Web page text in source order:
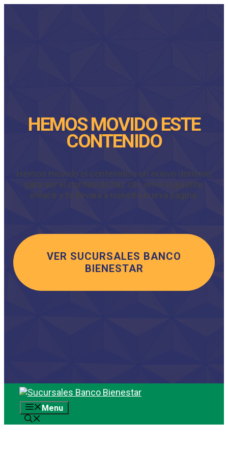
HEMOS MOVIDO ESTE
CONTENIDO
Hemos movido el contenido a un nuevo dominio,
para ver el contenido haz clic en el siguiente
enlace y te llevará a nuestra nueva página.
VER SUCURSALES BANCO
BIENESTAR
Saltar
contenidoMenu